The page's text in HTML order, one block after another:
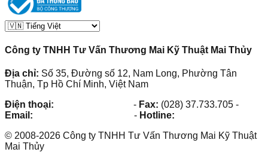
Công ty TNHH Tư Vấn Thương Mai Kỹ Thuật Mai Thủy
Địa chỉ: Số 35, Đường số 12, Nam Long, Phường Tân
Thuận, Tp Hồ Chí Minh, Việt Nam
Điện thoại:
- Fax: (028) 37.733.705 -
Email:
- Hotline:
© 2008-2026 Công ty TNHH Tư Vấn Thương Mai Kỹ Thuật
Mai Thủy